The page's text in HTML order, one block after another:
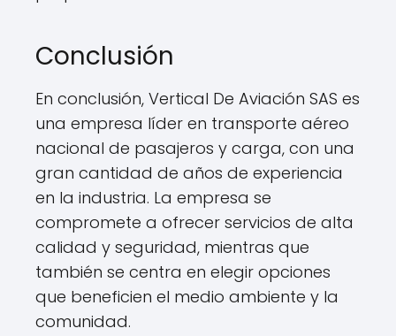
Conclusión
En conclusión, Vertical De Aviación SAS es
una empresa líder en transporte aéreo
nacional de pasajeros y carga, con una
gran cantidad de años de experiencia
en la industria. La empresa se
compromete a ofrecer servicios de alta
calidad y seguridad, mientras que
también se centra en elegir opciones
que beneficien el medio ambiente y la
comunidad.